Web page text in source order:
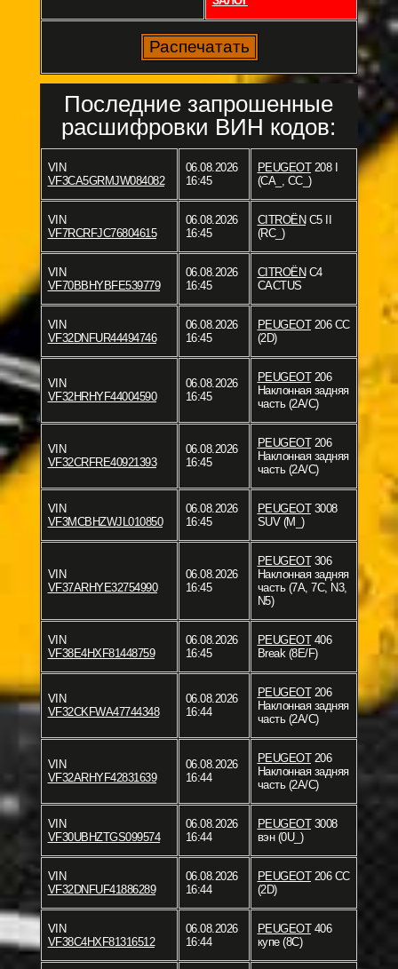
Последние запрошенные
расшифровки ВИН кодов:
VIN
VF3CA5GRMJW084082
06.08.2026
16:45
PEUGEOT208 I
(CA_, CC_)
VIN
VF7RCRFJC76804615
06.08.2026
16:45
CITROËN C5 II
(RC_)
VIN
VF70BBHYBFE539779
06.08.2026
16:45
CITROËN C4
CACTUS
VIN
VF32DNFUR44494746
06.08.2026
16:45
PEUGEOT206 CC
(2D)
VIN
VF32HRHYF44004590
06.08.2026
16:45
PEUGEOT206
Наклонная задняя
часть (2A/C)
VIN
VF32CRFRE40921393
06.08.2026
16:45
PEUGEOT206
Наклонная задняя
часть (2A/C)
VIN
VF3MCBHZWJL010850
06.08.2026
16:45
PEUGEOT3008
SUV (M_)
VIN
VF37ARHYE32754990
06.08.2026
16:45
PEUGEOT306
Наклонная задняя
часть (7A, 7C, N3,
N5)
VIN
VF38E4HXF81448759
06.08.2026
16:45
PEUGEOT406
Break (8E/F)
VIN
VF32CKFWA47744348
06.08.2026
16:44
PEUGEOT206
Наклонная задняя
часть (2A/C)
VIN
VF32ARHYF42831639
06.08.2026
16:44
PEUGEOT206
Наклонная задняя
часть (2A/C)
VIN
VF30UBHZTGS099574
06.08.2026
16:44
PEUGEOT3008
вэн (0U_)
VIN
VF32DNFUF41886289
06.08.2026
16:44
PEUGEOT206 CC
(2D)
VIN
VF38C4HXF81316512
06.08.2026
16:44
PEUGEOT406
купе (8C)